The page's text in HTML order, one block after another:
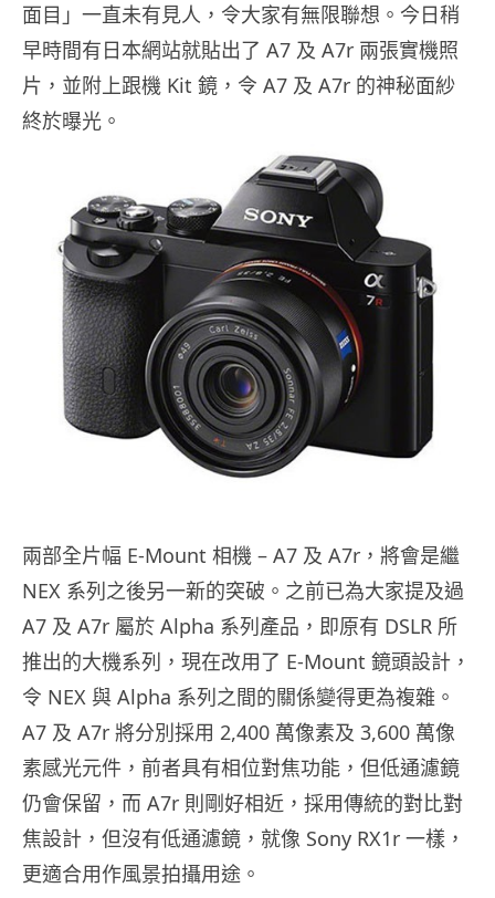
面目」一直未有見人，令大家有無限聯想。今日稍
早時間有日本網站就貼出了 A7 及 A7r 兩張實機照
片，並附上跟機 Kit 鏡，令 A7 及 A7r 的神秘面紗
終於曝光。
兩部全片幅 E-Mount 相機 – A7 及 A7r，將會是繼
NEX 系列之後另一新的突破。之前已為大家提及過
A7 及 A7r 屬於 Alpha 系列產品，即原有 DSLR 所
推出的大機系列，現在改用了 E-Mount 鏡頭設計，
令 NEX 與 Alpha 系列之間的關係變得更為複雜。
A7 及 A7r 將分別採用 2,400 萬像素及 3,600 萬像
素感光元件，前者具有相位對焦功能，但低通濾鏡
仍會保留，而 A7r 則剛好相近，採用傳統的對比對
焦設計，但沒有低通濾鏡，就像 Sony RX1r 一樣，
更適合用作風景拍攝用途。